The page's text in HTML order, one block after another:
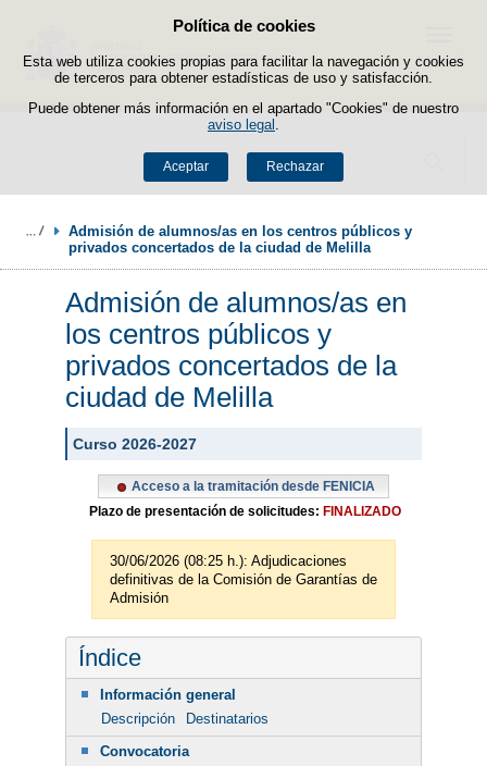
Política de cookies
Esta web utiliza cookies propias para facilitar la navegación y cookies
de terceros para obtener estadísticas de uso y satisfacción.
Puede obtener más información en el apartado "Cookies" de nuestro
aviso legal
Aceptar Rechazar
Saltar al contenido
Buscador
Menú
Admisión de alumnos/as en los centros públicos y
privados concertados de la ciudad de Melilla
Admisión de alumnos/as en
los centros públicos y
privados concertados de la
ciudad de Melilla
Curso 2026-2027
Acceso a la tramitación desde FENICIA
Plazo de presentación de solicitudes: FINALIZADO
30/06/2026 (08:25 h.): Adjudicaciones
definitivas de la Comisión de Garantías de
Admisión
Índice
Información general
Descripción
Destinatarios
Convocatoria